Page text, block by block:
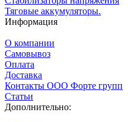
Тяговые аккумуляторы.
Информация
О компании
Самовывоз
Оплата
Доставка
Контакты ООО Форте групп
Статьи
Дополнительно: